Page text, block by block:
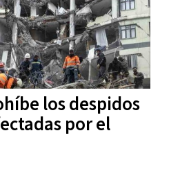
los despidos
por el